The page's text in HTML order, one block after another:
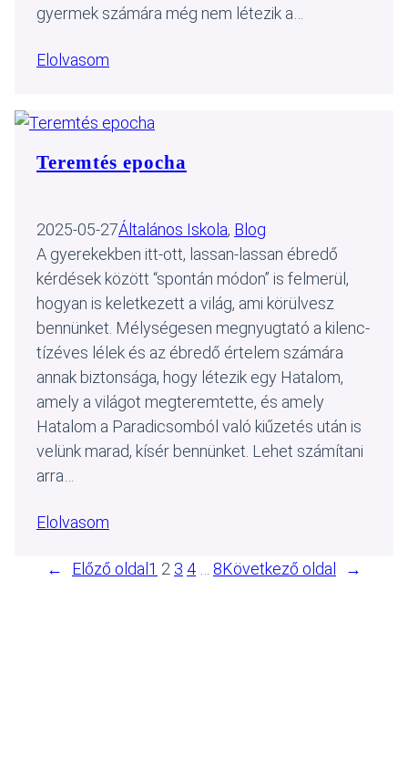
gyermek számára még nem létezik a…
Elolvasom
Teremtés epocha
2025-05-27Általános Iskola, Blog
A gyerekekben itt-ott, lassan-lassan ébredő
kérdések között “spontán módon” is felmerül,
hogyan is keletkezett a világ, ami körülvesz
bennünket. Mélységesen megnyugtató a kilenc-
tízéves lélek és az ébredő értelem számára
annak biztonsága, hogy létezik egy Hatalom,
amely a világot megteremtette, és amely
Hatalom a Paradicsomból való kiűzetés után is
velünk marad, kísér bennünket. Lehet számítani
arra…
Elolvasom
← Előző oldal 1 2 3 4 8Következő oldal →